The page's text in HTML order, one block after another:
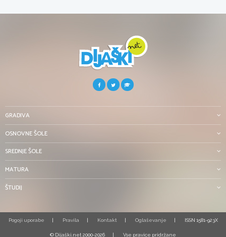
GRADIVA
OSNOVNE ŠOLE
SREDNJE ŠOLE
MATURA
ŠTUDIJ
Pogoji uporabe Pravila Kontakt Oglaševanje ISSN 1581-923X
© Dijaški.net 2000-2026 Vse pravice pridržane